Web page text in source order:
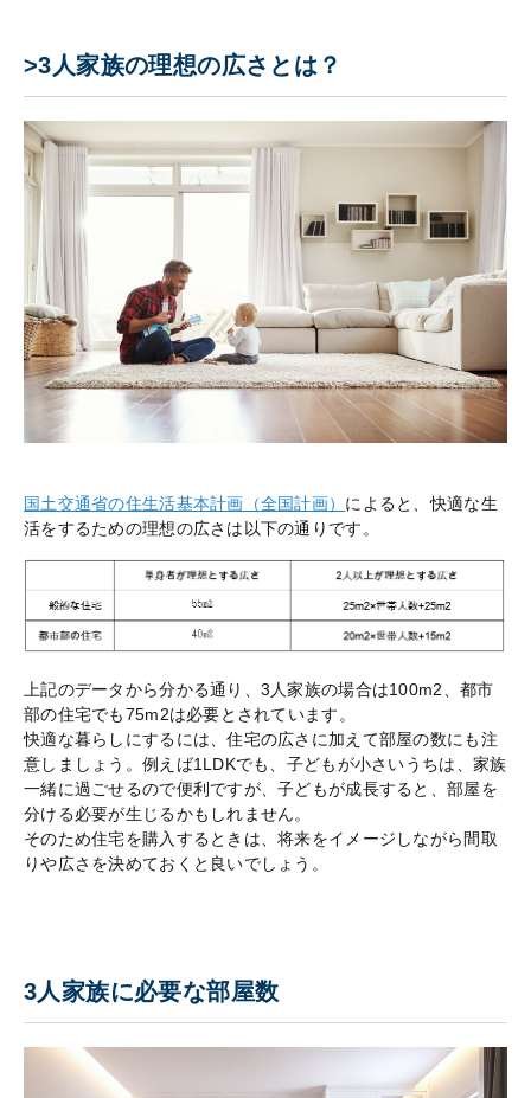
>3人家族の理想の広さとは？
国土交通省の住生活基本計画（全国計画） によると、快適な生
活をするための理想の広さは以下の通りです。
上記のデータから分かる通り、3人家族の場合は100m2、都市
部の住宅でも75m2は必要とされています。
快適な暮らしにするには、住宅の広さに加えて部屋の数にも注
意しましょう。例えば1LDKでも、子どもが小さいうちは、家族
一緒に過ごせるので便利ですが、子どもが成長すると、部屋を
分ける必要が生じるかもしれません。
そのため住宅を購入するときは、将来をイメージしながら間取
りや広さを決めておくと良いでしょう。
3人家族に必要な部屋数